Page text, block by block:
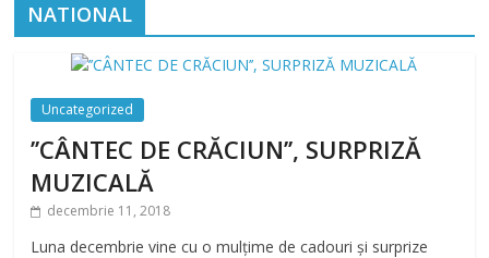
NATIONAL
Uncategorized
’’CÂNTEC DE CRĂCIUN’’, SURPRIZĂ
MUZICALĂ
decembrie 11, 2018
Luna decembrie vine cu o mulțime de cadouri și surprize